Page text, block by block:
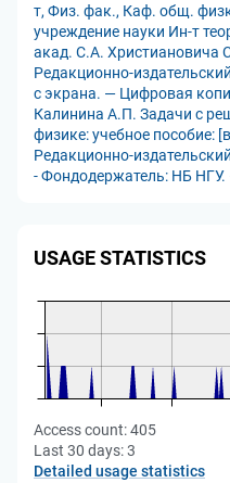
т, Физ. фак., Каф. общ.
учреждение науки Ин-т
акад. С.А. Христиановича
Редакционно-
с экрана. — Цифровая
Калинина А.П. Задачи с
физике: учебное пособие:
Редакционно-
- Фондодержатель: НБ НГУ.
USAGE STATISTICS
Access count:405
Last 30 days:3
Detailed usage statistics